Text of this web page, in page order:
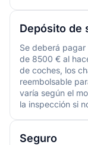
Depósito de
Se deberá
de 8500 € al
de coches, los
reembolsable
varía según el
la inspección si
Seguro